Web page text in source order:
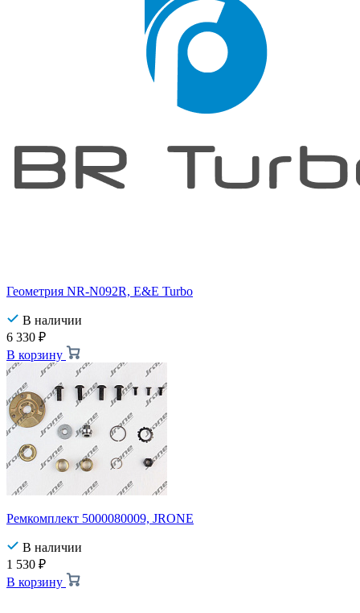
Геометрия NR-N092R, E&E Turbo
В наличии
6 330 ₽
В корзину
Ремкомплект 5000080009, JRONE
В наличии
1 530 ₽
В корзину